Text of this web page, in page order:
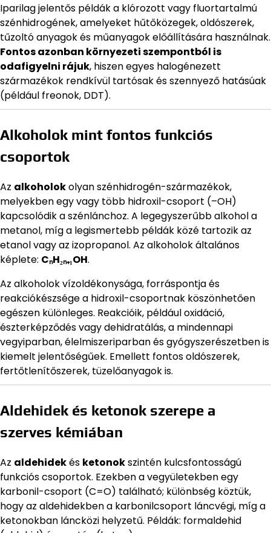
Iparilag jelentős példák a klórozott vagy fluortartalmú
szénhidrogének, amelyeket hűtőközegek, oldószerek,
tűzoltó anyagok és műanyagok előállítására használnak.
Fontos azonban környezeti szempontból is
odafigyelni rájuk, hiszen egyes halogénezett
származékok rendkívül tartósak és szennyező hatásúak
(például freonok, DDT).
Alkoholok mint fontos funkciós
csoportok
Az alkoholokolyan szénhidrogén-származékok,
melyekben egy vagy több hidroxil-csoport (–OH)
kapcsolódik a szénlánchoz. A legegyszerűbb alkohol a
metanol, míg a legismertebb példák közé tartozik az
etanol vagy az izopropanol. Az alkoholok általános
képlete: CₙH₂ₙ₊₁OH.
Az alkoholok vízoldékonysága, forráspontja és
reakciókészsége a hidroxil-csoportnak köszönhetően
egészen különleges. Reakcióik, például oxidáció,
észterképződés vagy dehidratálás, a mindennapi
vegyiparban, élelmiszeriparban és gyógyszerészetben is
kiemelt jelentőségűek. Emellett fontos oldószerek,
fertőtlenítőszerek, tüzelőanyagok is.
Aldehidek és ketonok szerepe a
szerves kémiában
Az aldehidekés ketonokszintén kulcsfontosságú
funkciós csoportok. Ezekben a vegyületekben egy
karbonil-csoport (C=O) található; különbség köztük,
hogy az aldehidekben a karbonilcsoport láncvégi, míg a
ketonokban láncközi helyzetű. Példák: formaldehid